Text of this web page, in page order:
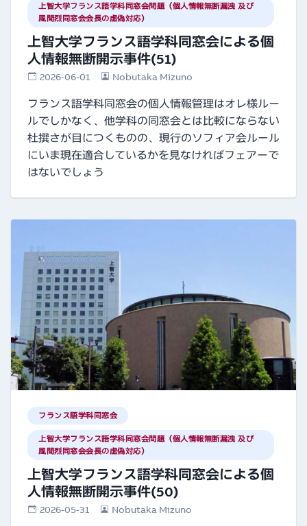
上智大学フランス語学科同窓会問題（個人情報無断漏洩 及び
風間烈同窓会会長の虚偽対応）
上智大学フランス語学科同窓会による個
人情報無断開示事件(51)
2026-06-01 Nobutaka Mizuno
フランス語学科同窓会の個人情報管理はオレ様ルー
ルでしかなく、他学科の同窓会とは比較にならない
杜撰さが目につくものの、現行のソフィア会ルール
にいま現在適合しているかを見なければフェアーで
はないでしょう
フランス語学科同窓会
上智大学フランス語学科同窓会問題（個人情報無断漏洩 及び
風間烈同窓会会長の虚偽対応）
上智大学フランス語学科同窓会による個
人情報無断開示事件(50)
2026-05-31 Nobutaka Mizuno